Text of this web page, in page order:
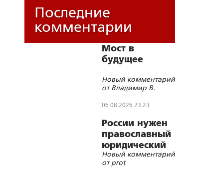
Последние
комментарии
Мост в
будущее
Новый комментарий
от Владимир В.
06.08.2026 23:23
России нужен
православный
юридический
СОБР
Новый комментарий
от prot